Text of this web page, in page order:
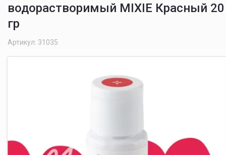
водорастворимый MIXIE Красный 20
гр
Артикул: 31035